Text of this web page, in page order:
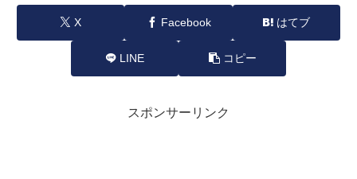
X Facebook はてブ
LINE コピー
スポンサーリンク